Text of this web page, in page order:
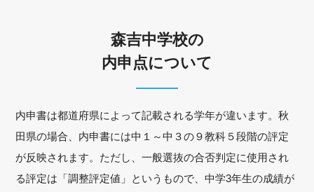
森吉中学校の
内申点について
内申書は都道府県によって記載される学年が違います。秋
田県の場合、内申書には中１～中３の９教科５段階の評定
が反映されます。ただし、一般選抜の合否判定に使用され
る評定は「調整評定値」というもので、中学3年生の成績が